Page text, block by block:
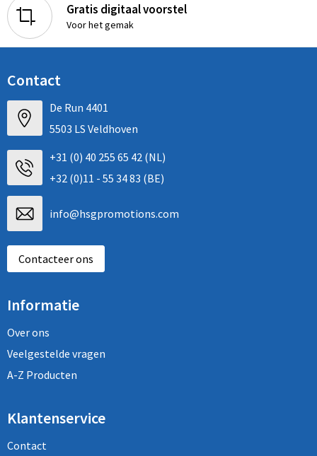
Gratis digitaal voorstel
Voor het gemak
Contact
De Run 4401
5503 LS Veldhoven
+31 (0) 40 255 65 42 (NL)
+32 (0)11 - 55 34 83 (BE)
info@hsgpromotions.com
Contacteer ons
Informatie
Over ons
Veelgestelde vragen
A-Z Producten
Klantenservice
Contact